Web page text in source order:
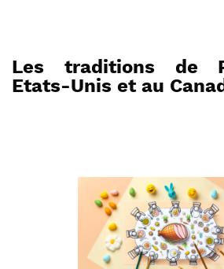
Les traditions de
Etats-Unis et au